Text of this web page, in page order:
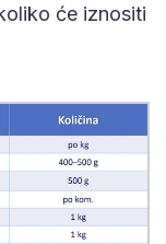
će iznositi